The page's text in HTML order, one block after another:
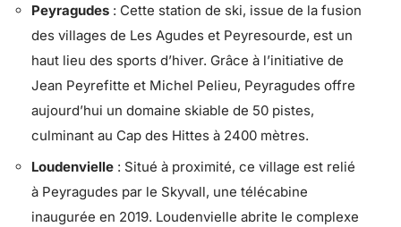
Peyragudes : Cette station de ski, issue de la fusion
des villages de Les Agudes et Peyresourde, est un
haut lieu des sports d’hiver. Grâce à l’initiative de
Jean Peyrefitte et Michel Pelieu, Peyragudes offre
aujourd’hui un domaine skiable de 50 pistes,
culminant au Cap des Hittes à 2400 mètres.
Loudenvielle : Situé à proximité, ce village est relié
à Peyragudes par le Skyvall, une télécabine
inaugurée en 2019. Loudenvielle abrite le complexe